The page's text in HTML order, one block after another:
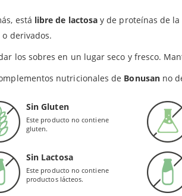
el período establecidos en la fecha de
probiótico de Bonusan compuesto por
casei, Lactococcus lactis,
que se han utilizado para este
Pro garantiza una mayor tasa de
Además:
Las bacterias utilizadas en Darmocare Pro
suplemento libre de lactosa y proteínas de
bifidum
rhamnosus
longum
con Fructooligosacáridos (FOS)
superarse la dosis diaria expresamente
está libre de lactosa y de proteínas de
o derivados.
los sobres en un lugar seco y fresco.
nutricionales de Bonusanno
Sin Gluten
Este producto no contiene
gluten.
Sin Lactosa
Este producto no contiene
productos lácteos.